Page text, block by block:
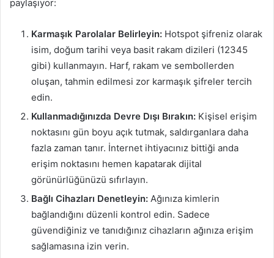
paylaşıyor:
Karmaşık Parolalar Belirleyin: Hotspot şifreniz olarak
isim, doğum tarihi veya basit rakam dizileri (12345
gibi) kullanmayın. Harf, rakam ve sembollerden
oluşan, tahmin edilmesi zor karmaşık şifreler tercih
edin.
Kullanmadığınızda Devre Dışı Bırakın: Kişisel erişim
noktasını gün boyu açık tutmak, saldırganlara daha
fazla zaman tanır. İnternet ihtiyacınız bittiği anda
erişim noktasını hemen kapatarak dijital
görünürlüğünüzü sıfırlayın.
Bağlı Cihazları Denetleyin: Ağınıza kimlerin
bağlandığını düzenli kontrol edin. Sadece
güvendiğiniz ve tanıdığınız cihazların ağınıza erişim
sağlamasına izin verin.